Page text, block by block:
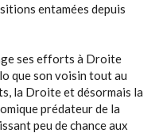
entamées depuis
ses efforts à Droite
que son voisin tout au
la Droite et désormais la
prédateur de la
peu de chance aux